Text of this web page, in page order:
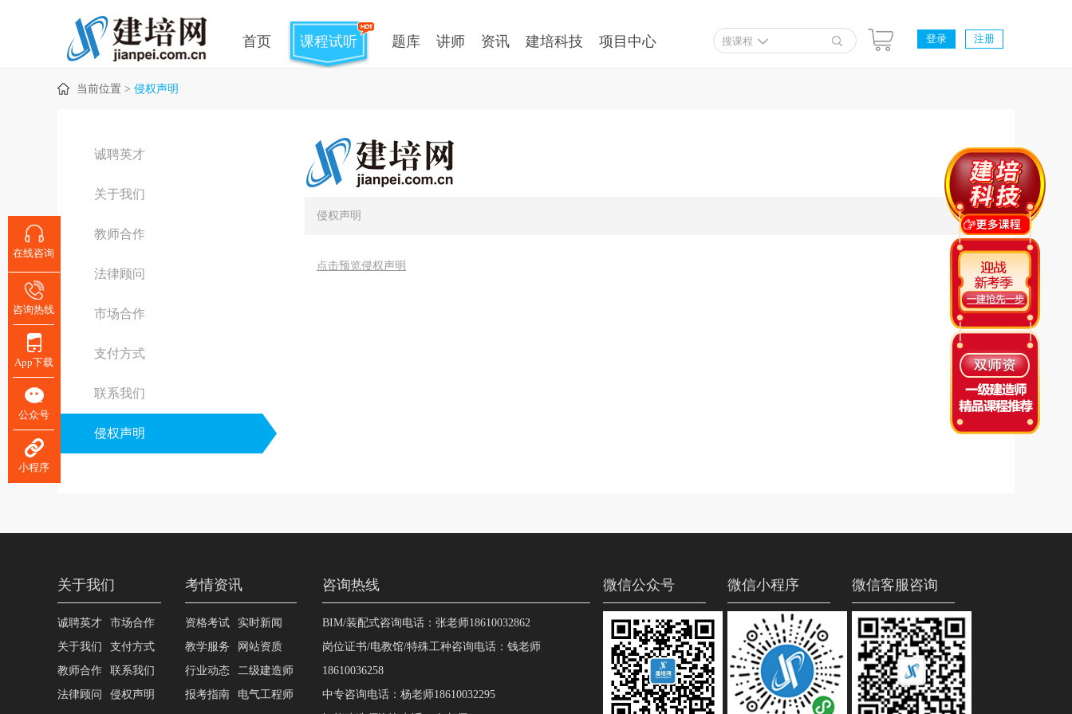
首页 课程试听 题库 讲师 资讯 建培科技 项目中心 搜课程 登录 注册
当前位置 > 侵权声明
诚聘英才
关于我们
教师合作
法律顾问
市场合作
支付方式
联系我们
侵权声明
侵权声明
点击预览侵权声明
关于我们
诚聘英才
关于我们
教师合作
法律顾问
市场合作
支付方式
联系我们
侵权声明
考情资讯
资格考试
教学服务
行业动态
报考指南
实时新闻
网站资质
二级建造师
电气工程师
咨询热线
BIM/装配式咨询电话：张老师18610032862
岗位证书/电教馆/特殊工种咨询电话：钱老师
18610036258
中专咨询电话：杨老师18610032295
微信公众号 微信小程序 微信客服咨询
在线咨询
咨询热线
App下载
公众号
小程序